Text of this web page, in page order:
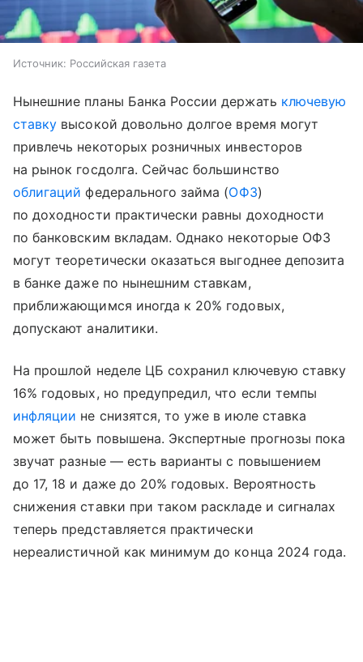
Источник: Российская газета
Нынешние планы Банка России держать ключевую
ставку высокой довольно долгое время могут
привлечь некоторых розничных инвесторов
на рынок госдолга. Сейчас большинство
облигаций федерального займа (ОФЗ)
по доходности практически равны доходности
по банковским вкладам. Однако некоторые ОФЗ
могут теоретически оказаться выгоднее депозита
в банке даже по нынешним ставкам,
приближающимся иногда к 20% годовых,
допускают аналитики.
На прошлой неделе ЦБ сохранил ключевую ставку
16% годовых, но предупредил, что если темпы
инфляции не снизятся, то уже в июле ставка
может быть повышена. Экспертные прогнозы пока
звучат разные — есть варианты с повышением
до 17, 18 и даже до 20% годовых. Вероятность
снижения ставки при таком раскладе и сигналах
теперь представляется практически
нереалистичной как минимум до конца 2024 года.